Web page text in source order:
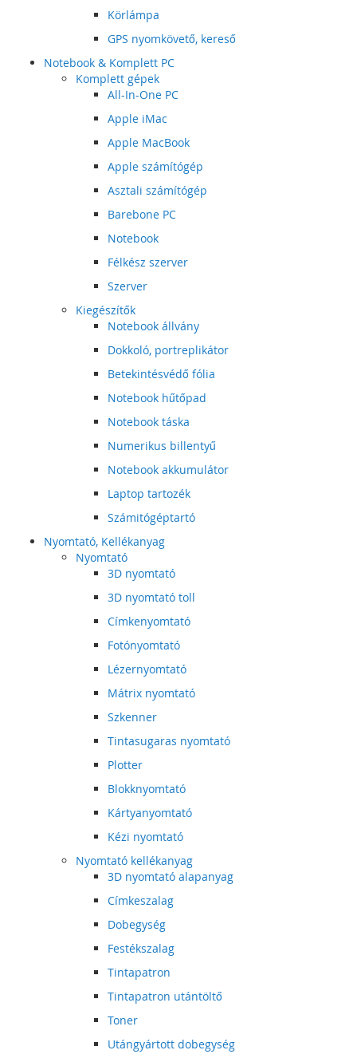
Körlámpa
GPS nyomkövető, kereső
Notebook & Komplett PC
Komplett gépek
All-In-One PC
Apple iMac
Apple MacBook
Apple számítógép
Asztali számítógép
Barebone PC
Notebook
Félkész szerver
Szerver
Kiegészítők
Notebook állvány
Dokkoló, portreplikátor
Betekintésvédő fólia
Notebook hűtőpad
Notebook táska
Numerikus billentyű
Notebook akkumulátor
Laptop tartozék
Számitógéptartó
Nyomtató, Kellékanyag
Nyomtató
3D nyomtató
3D nyomtató toll
Címkenyomtató
Fotónyomtató
Lézernyomtató
Mátrix nyomtató
Szkenner
Tintasugaras nyomtató
Plotter
Blokknyomtató
Kártyanyomtató
Kézi nyomtató
Nyomtató kellékanyag
3D nyomtató alapanyag
Címkeszalag
Dobegység
Festékszalag
Tintapatron
Tintapatron utántöltő
Toner
Utángyártott dobegység